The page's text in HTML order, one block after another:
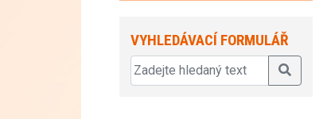
VYHLEDÁVACÍ FORMULÁŘ